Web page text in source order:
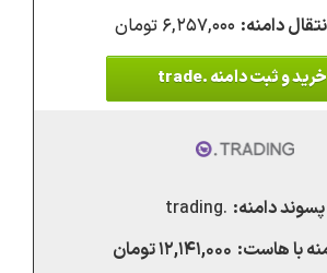
۶,۲۵۷,۰۰۰ تومان
خرید و ثبت دامنه .trade
.trading
۱۲,۱۴۱,۰۰۰ تومان